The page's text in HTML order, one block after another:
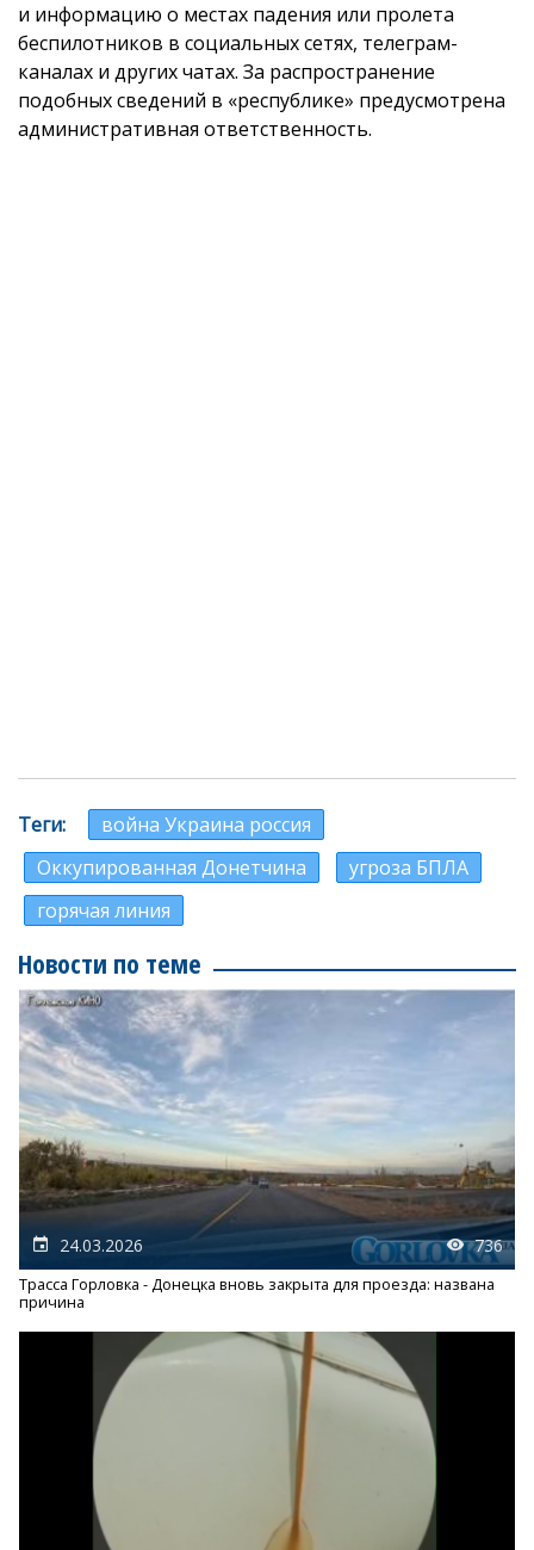
и информацию о местах падения или пролета
беспилотников в социальных сетях, телеграм-
каналах и других чатах. За распространение
подобных сведений в «республике» предусмотрена
административная ответственность.
Теги
война Украина россия
Оккупированная Донетчина
угроза БПЛА
горячая линия
Новости по теме
24.03.2026 736
Трасса Горловка - Донецка вновь закрыта для проезда: названа
причина